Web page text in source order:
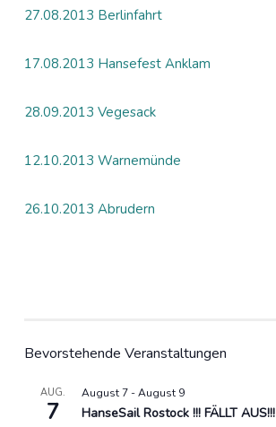
27.08.2013 Berlinfahrt
17.08.2013 Hansefest Anklam
28.09.2013 Vegesack
12.10.2013 Warnemünde
26.10.2013 Abrudern
Bevorstehende Veranstaltungen
AUG.
7
August 7 -August 9
HanseSail Rostock !!! FÄLLT AUS!!!